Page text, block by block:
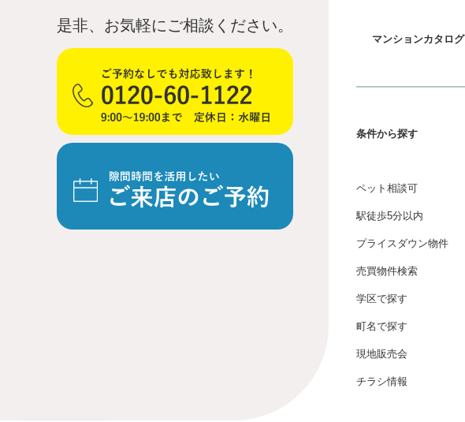
是非、お気軽にご相談ください。
マンションカタログ
条件から探す
ペット相談可
駅徒歩5分以内
プライスダウン物件
売買物件検索
学区で探す
町名で探す
現地販売会
チラシ情報